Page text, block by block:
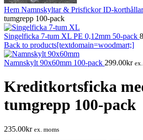
Hem Namnskyltar & PrisfickorID-
tumgrepp 100-pack
Singelficka 7-tum XL PE 0,12mm 50-pack
Back to products[textdomain=woodmart;]
Namnskylt 90x60mm 100-pack 299.00kr
Kreditkortsficka
tumgrepp 100-pack
235.00kr ex. moms